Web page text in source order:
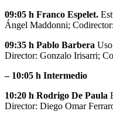
09:05 h Franco Espelet.
Ángel Maddonni;
09:35 h Pablo Barbera
Director: Gonzalo Irisarri;
– 10:05 h Intermedio
10:20 h Rodrigo De Paula
Director: Diego Omar